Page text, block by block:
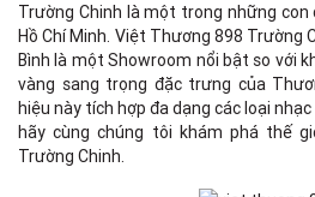
Trường Chinh là một trong những con
Hồ Chí Minh. Việt Thương 898 Trường
Bình là một Showroom nổi bật so với
vàng sang trọng đặc trưng của
hiệu này tích hợp đa dạng các loại
hãy cùng chúng tôi khám phá thế
Trường Chinh.